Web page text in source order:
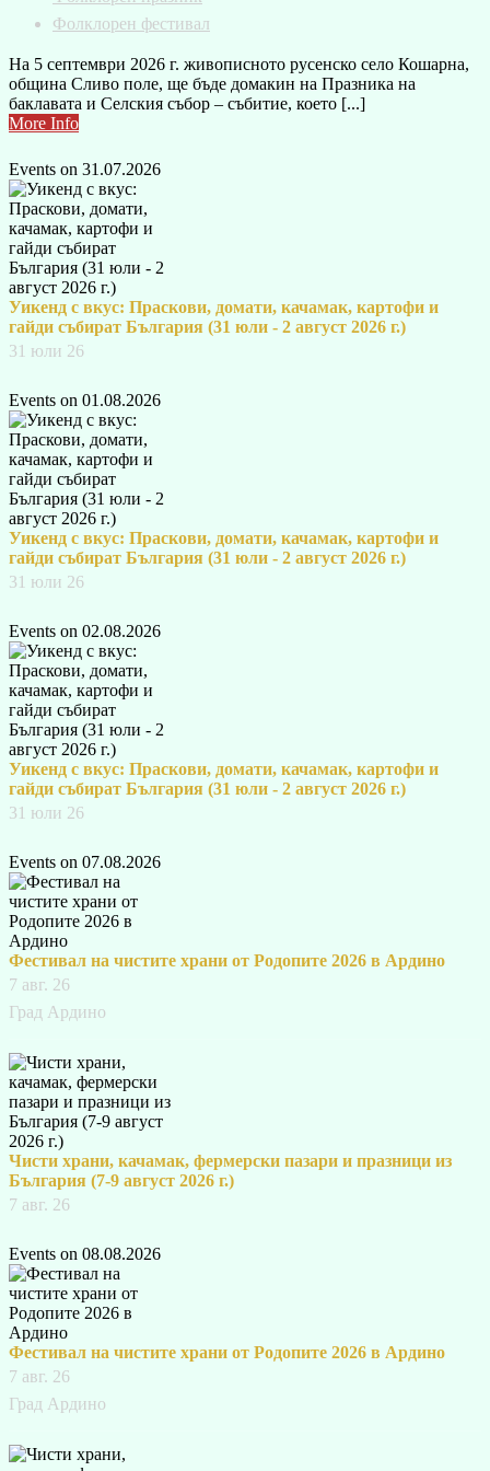
Фолклорен фестивал
На 5 септември 2026 г. живописното русенско село Кошарна,
община Сливо поле, ще бъде домакин на Празника на
баклавата и Селския събор – събитие, което [...]
More Info
Events on 31.07.2026
Уикенд с вкус: Праскови, домати, качамак, картофи и
гайди събират България (31 юли - 2 август 2026 г.)
31 юли 26
Events on 01.08.2026
Уикенд с вкус: Праскови, домати, качамак, картофи и
гайди събират България (31 юли - 2 август 2026 г.)
31 юли 26
Events on 02.08.2026
Уикенд с вкус: Праскови, домати, качамак, картофи и
гайди събират България (31 юли - 2 август 2026 г.)
31 юли 26
Events on 07.08.2026
Фестивал на чистите храни от Родопите 2026 в Ардино
7 авг. 26
Град Ардино
Чисти храни, качамак, фермерски пазари и празници из
България (7-9 август 2026 г.)
7 авг. 26
Events on 08.08.2026
Фестивал на чистите храни от Родопите 2026 в Ардино
7 авг. 26
Град Ардино